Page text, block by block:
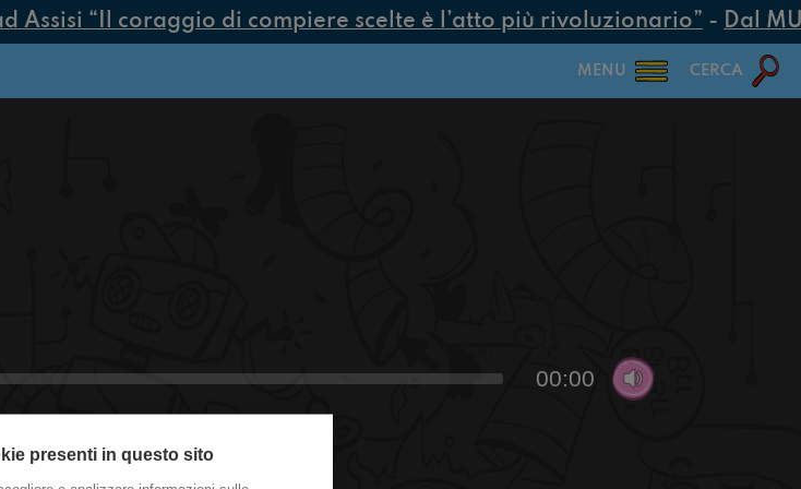
Assisi “Il coraggio di compiere scelte è l’atto più rivoluzionario”- Dal
MENU CERCA
00:00
presenti in questo sito